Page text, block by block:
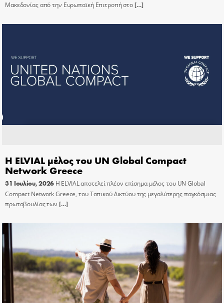
Μακεδονίας από την Ευρωπαϊκή Επιτροπή στο[…]
Η ELVIAL μέλος του UN Global Compact
Network Greece
31 Ιουλίου, 2026 Η ELVIAL αποτελεί πλέον επίσημα μέλος του UN Global
Compact Network Greece, του Τοπικού Δικτύου της μεγαλύτερης παγκόσμιας
πρωτοβουλίας των […]